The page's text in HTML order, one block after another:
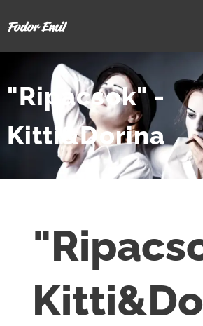
Fodor Emil
"Ripacsok" -
Kitti&Dorina